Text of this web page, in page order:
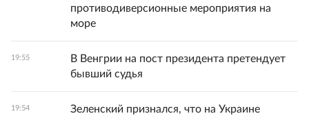
противодиверсионные мероприятия на
море
19:55
В Венгрии на пост президента претендует
бывший судья
19:54
Зеленский признался, что на Украине